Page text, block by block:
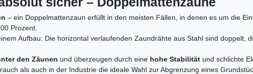
– ein Doppelmattenzaun erfüllt in den meisten Fällen, in denen es um die
Prozent.
Aufbau: Die horizontal verlaufenden Zaundrähte aus Stahl sind doppelt,
den Zäunen und überzeugen durch eine hohe Stabilität und schlichte
als auch in der Industrie die ideale Wahl zur Abgrenzung eines